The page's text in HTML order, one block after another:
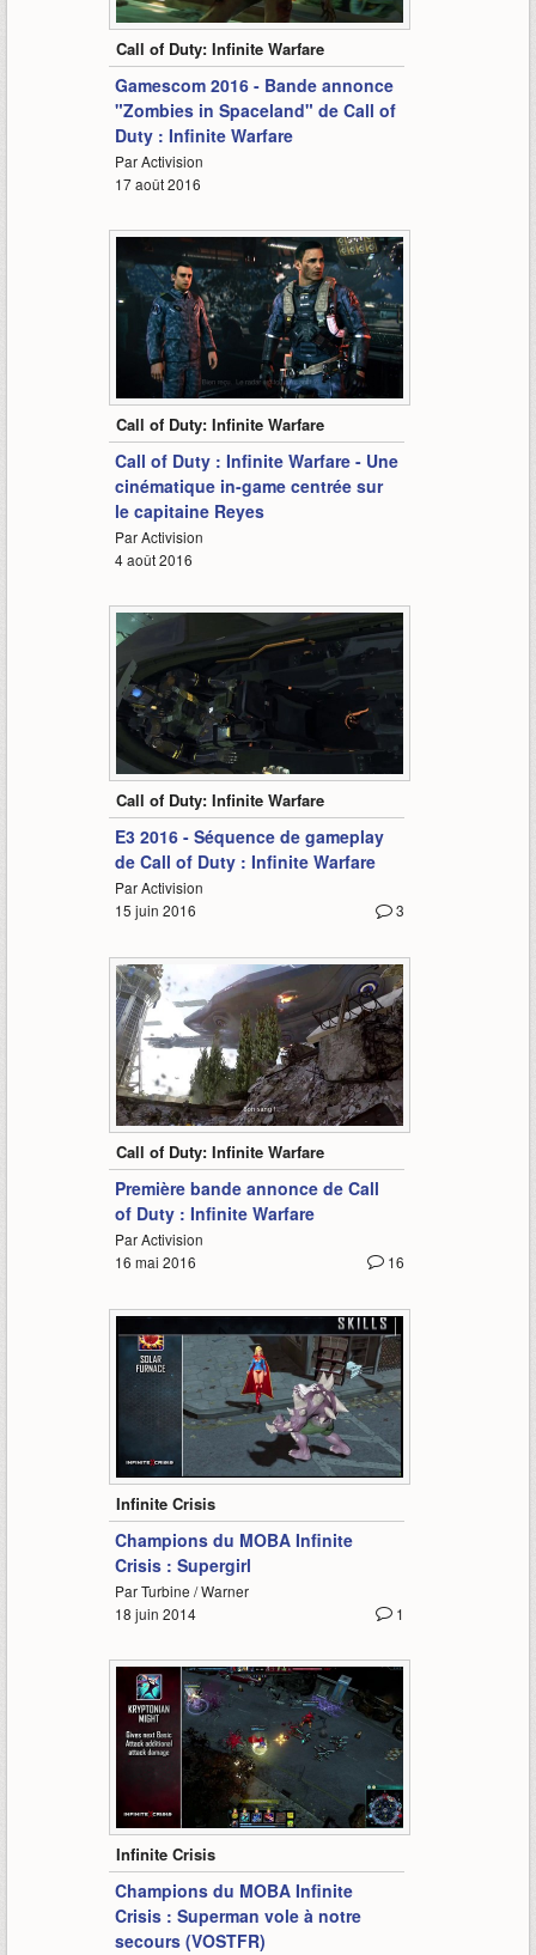
1:43
Call of Duty: Infinite Warfare
Gamescom 2016 - Bande annonce
"Zombies in Spaceland" de Call of
Duty : Infinite Warfare
Par Activision
17 août 2016
Call of Duty: Infinite Warfare
Call of Duty : Infinite Warfare - Une
cinématique in-game centrée sur
le capitaine Reyes
Par Activision
4 août 2016
7:52
Call of Duty: Infinite Warfare
E3 2016 - Séquence de gameplay
de Call of Duty : Infinite Warfare
Par Activision
3
15 juin 2016
3:23
Call of Duty: Infinite Warfare
Première bande annonce de Call
of Duty : Infinite Warfare
Par Activision
16
16 mai 2016
3:15
Infinite Crisis
Champions du MOBA Infinite
Crisis : Supergirl
Par Turbine / Warner
1
18 juin 2014
3:21
Infinite Crisis
Champions du MOBA Infinite
Crisis : Superman vole à notre
secours (VOSTFR)